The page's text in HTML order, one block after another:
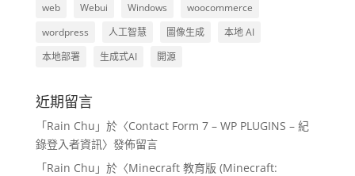
web
Webui Windows
woocommerce
wordpress
人工智慧 圖像生成
本地 AI
本地部署
生成式AI 開源
近期留言
「Rain Chu 」於〈Contact Form 7 – WP PLUGINS – 紀
錄登入者資訊〉發佈留言
「Rain Chu 」於〈Minecraft 教育版 (Minecraft: